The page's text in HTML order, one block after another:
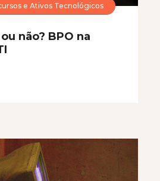
e Ativos Tecnológicos
não? BPO na